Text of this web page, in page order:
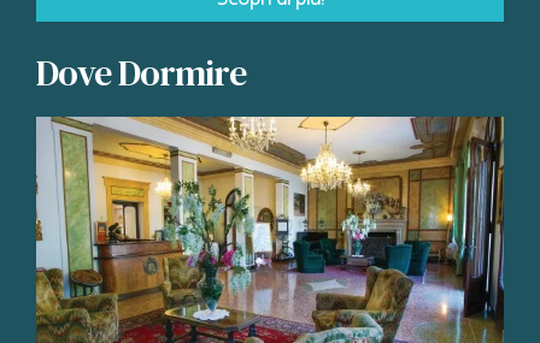
Dove Dormire